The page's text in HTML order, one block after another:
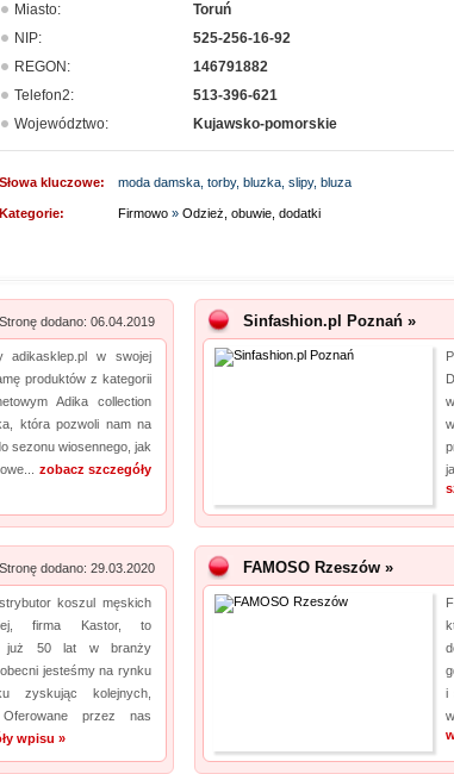
Miasto:
Toruń
NIP:
525-256-16-92
REGON:
146791882
Telefon2:
513-396-621
Województwo:
Kujawsko-pomorskie
Słowa kluczowe: moda damska, torby, bluzka, slipy, bluza
Kategorie: Firmowo » Odzież, obuwie, dodatki
Stronę dodano: 06.04.2019
adikasklep.pl w swojej
produktów z kategorii
Adika collection
która pozwoli nam na
sezonu wiosennego, jak
zobacz szczegóły
Sinfashion.pl Poznań »
Stronę dodano: 29.03.2020
koszul męskich
firma Kastor, to
już 50 lat w branży
jesteśmy na rynku
zyskując kolejnych,
Oferowane przez nas
wpisu »
FAMOSO Rzeszów »
i